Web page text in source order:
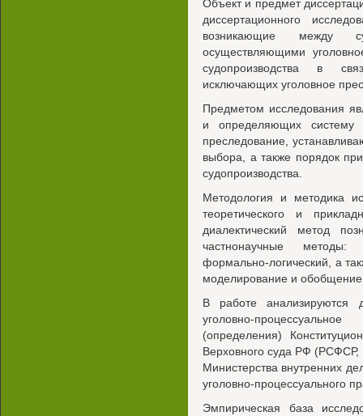
Объект и предмет
диссертационного
возникающие между
осуществляющими
судопроизводства в
исключающих уголовное
Предметом исследования
и определяющих систему
преследование,
выбора, а также порядок
судопроизводства.
Методология и методика
теоретического и
диалектический метод
частнонаучные методы:
формально-логический, а
моделирование и
В работе анализируются
уголовно-
(определения)
Верховного суда РФ
Министерства внутренних
уголовно-процессуального
Эмпирическая база